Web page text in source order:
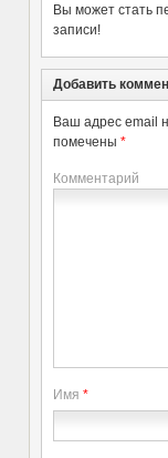
Вы может стать
записи!
Добавить
Ваш адрес email
помечены *
Комментарий
Имя *